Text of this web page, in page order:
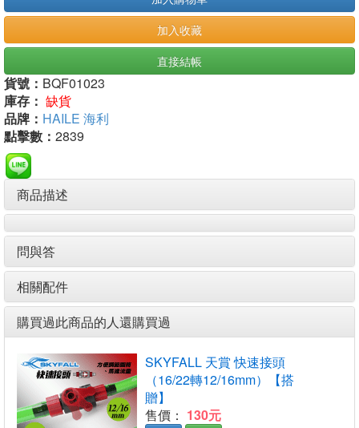
加入收藏
直接結帳
貨號： BQF01023
庫存： 缺貨
品牌： HAILE 海利
點擊數： 2839
商品描述
問與答
相關配件
購買過此商品的人還購買過
SKYFALL 天賞 快速接頭
（16/22轉12/16mm）【搭
贈】
售價： 130元